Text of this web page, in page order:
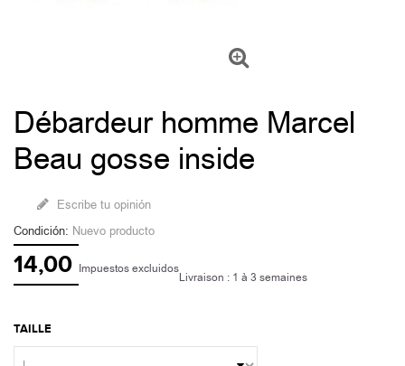
Débardeur homme Marcel
Beau gosse inside
Escribe tu opinión
Condición: Nuevo producto
14,00 Impuestos excluidos
Livraison : 1 à 3 semaines
TAILLE